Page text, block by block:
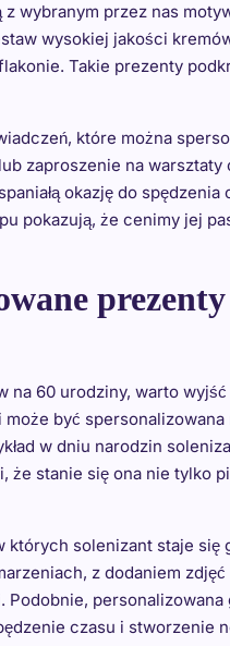
wybranym przez nas
wysokiej jakości
Takie prezenty
które można
zaproszenie na
okazję do
pokazują, że cenimy jej
prezenty
60 urodziny, warto
być spersonalizowana
w dniu narodzin
stanie się ona nie tylko
solenizant staje się
z dodaniem
czasu i stworzenie